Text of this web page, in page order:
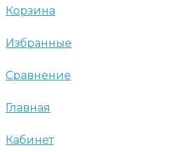
Корзина
Избранные
Сравнение
Главная
Кабинет